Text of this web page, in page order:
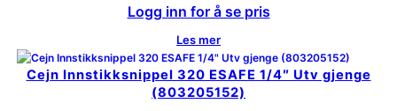
Logg inn for å se pris
Les mer
Cejn Innstikksnippel 320 ESAFE 1/4″ Utv gjenge
(803205152)